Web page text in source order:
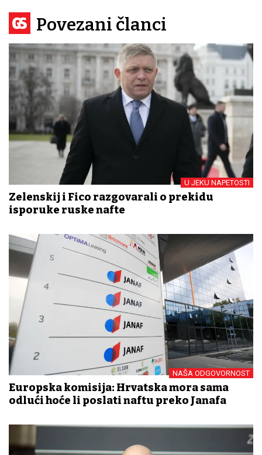
Povezani članci
U JEKU NAPETOSTI
Zelenskij i Fico razgovarali o prekidu
isporuke ruske nafte
NAŠA ODGOVORNOST
Europska komisija: Hrvatska mora sama
odlući hoće li poslati naftu preko Janafa